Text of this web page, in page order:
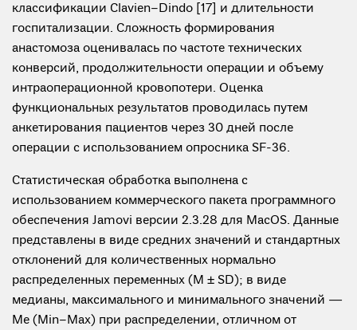
классификации Clavien–Dindo [17] и длительности
госпитализации. Сложность формирования
анастомоза оценивалась по частоте технических
конверсий, продолжительности операции и объему
интраоперационной кровопотери. Оценка
функциональных результатов проводилась путем
анкетирования пациентов через 30 дней после
операции с использованием опросника SF-36.
Статистическая обработка выполнена с
использованием коммерческого пакета программного
обеспечения Jamovi версии 2.3.28 для MacOS. Данные
представлены в виде средних значений и стандартных
отклонений для количественных нормально
распределенных переменных (M ± SD); в виде
медианы, максимального и минимального значений —
Me (Min–Max) при распределении, отличном от